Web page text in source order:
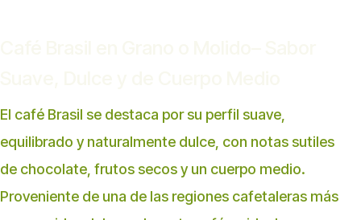
El café Brasil se destaca por su perfil suave,
equilibrado y naturalmente dulce, con notas sutiles
de chocolate, frutos secos y un cuerpo medio.
Proveniente de una de las regiones cafetaleras más